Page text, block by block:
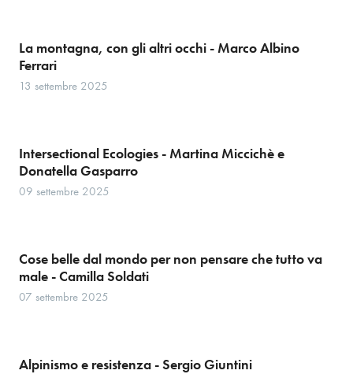
La montagna, con gli altri occhi - Marco Albino
Ferrari
13 settembre 2025
Intersectional Ecologies - Martina Miccichè e
Donatella Gasparro
09 settembre 2025
Cose belle dal mondo per non pensare che tutto va
male - Camilla Soldati
07 settembre 2025
Alpinismo e resistenza - Sergio Giuntini